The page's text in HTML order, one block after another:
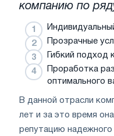
компанию по
Прозрачные
Гибкий подход
Проработка
оптимального
В данной отрасли
лет и за это время
репутацию надежного